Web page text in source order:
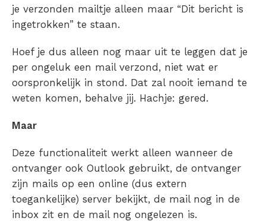
je verzonden mailtje alleen maar “Dit bericht is
ingetrokken” te staan.
Hoef je dus alleen nog maar uit te leggen dat je
per ongeluk een mail verzond, niet wat er
oorspronkelijk in stond. Dat zal nooit iemand te
weten komen, behalve jij. Hachje: gered.
Maar
Deze functionaliteit werkt alleen wanneer de
ontvanger ook Outlook gebruikt, de ontvanger
zijn mails op een online (dus extern
toegankelijke) server bekijkt, de mail nog in de
inbox zit en de mail nog ongelezen is.